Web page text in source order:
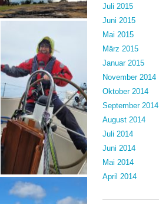
Juli 2015
Juni 2015
Mai 2015
März 2015
Januar 2015
November 2014
Oktober 2014
September 2014
August 2014
Juli 2014
Juni 2014
Mai 2014
April 2014